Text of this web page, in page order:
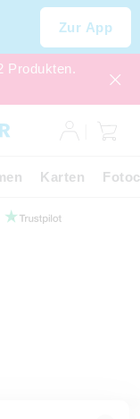
Zur App
Produkten.
Karten